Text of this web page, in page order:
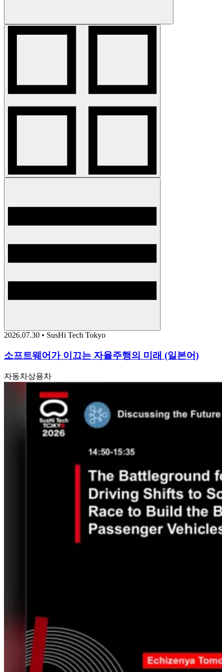
2026.07.30 • SusHi Tech Tokyo
소프트웨어가 이끄는 자율주행의 미래 (일본어)
자동차상용차